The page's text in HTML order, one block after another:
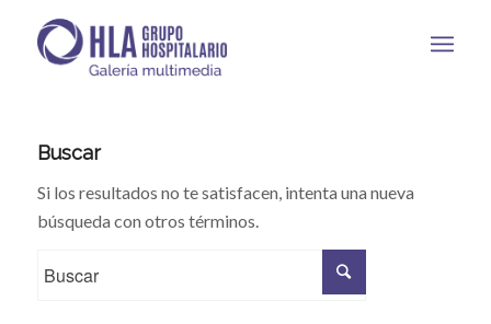
Buscar
Si los resultados no te satisfacen, intenta una nueva
búsqueda con otros términos.